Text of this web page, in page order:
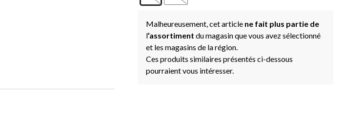
Malheureusement, cet article ne fait plus partie de
l’assortiment du magasin que vous avez sélectionné
et les magasins de la région.
Ces produits similaires présentés ci-dessous
pourraient vous intéresser.